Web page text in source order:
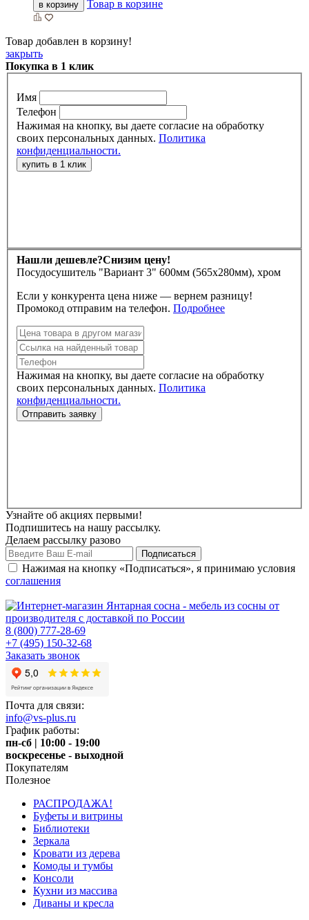
в корзину Товар в корзине
Товар добавлен в корзину!
закрыть
Покупка в 1 клик
Имя
Телефон
Нажимая на кнопку, вы даете согласие на обработку
своих персональных данных. Политика
конфиденциальности.
Нашли дешевле?Снизим цену!
Посудосушитель "Вариант 3" 600мм (565х280мм), хром
Если у конкурента цена ниже — вернем разницу!
Промокод отправим на телефон. Подробнее
Нажимая на кнопку, вы даете согласие на обработку
своих персональных данных. Политика
конфиденциальности.
Узнайте об акциях первыми!
Подпишитесь на нашу рассылку.
Делаем рассылку разово
Нажимая на кнопку «Подписаться», я принимаю условия
соглашения
8 (800) 777-28-69
+7 (495) 150-32-68
Заказать звонок
Почта для связи:
info@vs-plus.ru
График работы:
пн-сб | 10:00 - 19:00
воскресенье - выходной
Покупателям
Полезное
РАСПРОДАЖА!
Буфеты и витрины
Библиотеки
Зеркала
Кровати из дерева
Комоды и тумбы
Консоли
Кухни из массива
Диваны и кресла